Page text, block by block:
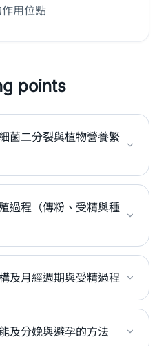
用位點
points
菌二分裂與植物營養繁
過程（傳粉、受精與種
及月經週期與受精過程
及分娩與避孕的方法